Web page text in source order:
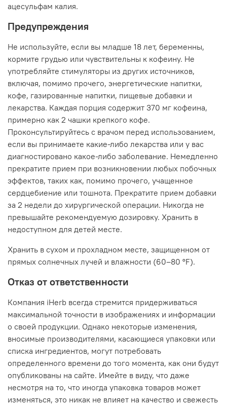
ацесульфам калия.
Предупреждения
Не используйте, если вы младше 18 лет, беременны,
кормите грудью или чувствительны к кофеину. Не
употребляйте стимуляторы из других источников,
включая, помимо прочего, энергетические напитки,
кофе, газированные напитки, пищевые добавки и
лекарства. Каждая порция содержит 370 мг кофеина,
примерно как 2 чашки крепкого кофе.
Проконсультируйтесь с врачом перед использованием,
если вы принимаете какие-либо лекарства или у вас
диагностировано какое-либо заболевание. Немедленно
прекратите прием при возникновении любых побочных
эффектов, таких как, помимо прочего, учащенное
сердцебиение или тошнота. Прекратите прием добавки
за 2 недели до хирургической операции. Никогда не
превышайте рекомендуемую дозировку. Хранить в
недоступном для детей месте.
Хранить в сухом и прохладном месте, защищенном от
прямых солнечных лучей и влажности (60–80 ºF).
Отказ от ответственности
Компания iHerb всегда стремится придерживаться
максимальной точности в изображениях и информации
о своей продукции. Однако некоторые изменения,
вносимые производителями, касающиеся упаковки или
списка ингредиентов, могут потребовать
определенного времени до того момента, как они будут
опубликованы на сайте. Имейте в виду, что даже
несмотря на то, что иногда упаковка товаров может
изменяться, это никак не влияет на качество и свежесть